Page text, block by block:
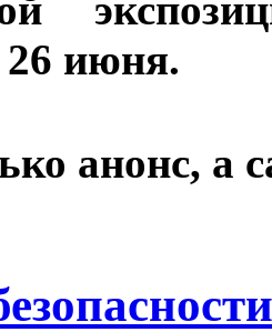
26 июня.
анонс, а